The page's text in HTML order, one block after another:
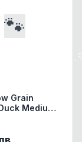
🐾
Grain
Medium-
12 Kg -